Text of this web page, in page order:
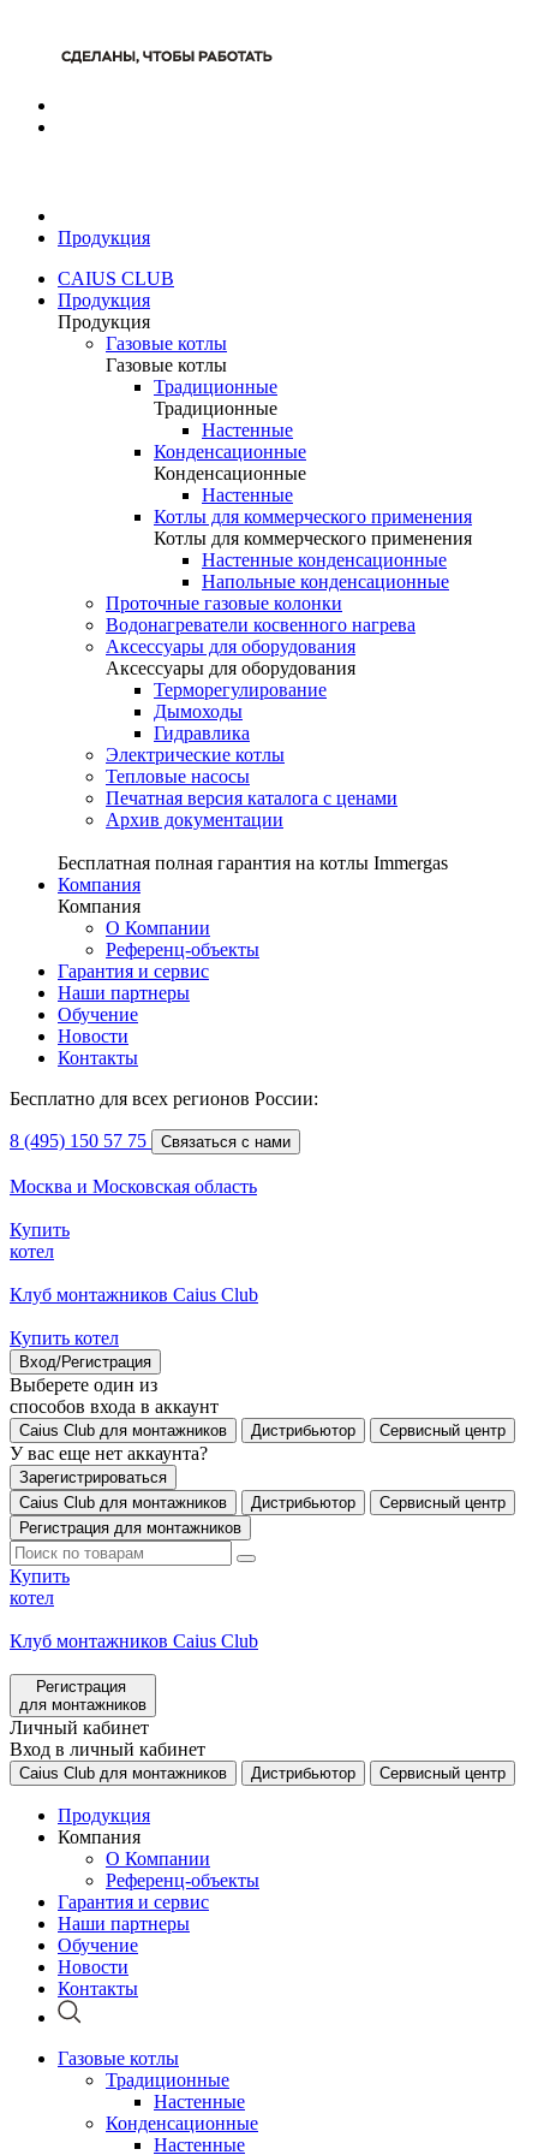
Продукция
CAIUS CLUB
Продукция
Продукция
Газовые котлы
Газовые котлы
Традиционные
Традиционные
Настенные
Конденсационные
Конденсационные
Настенные
Котлы для коммерческого применения
Котлы для коммерческого применения
Настенные конденсационные
Напольные конденсационные
Проточные газовые колонки
Водонагреватели косвенного нагрева
Аксессуары для оборудования
Аксессуары для оборудования
Терморегулирование
Дымоходы
Гидравлика
Электрические котлы
Тепловые насосы
Печатная версия каталога с ценами
Архив документации
Бесплатная полная гарантия на котлы Immergas
Компания
Компания
О Компании
Референц-объекты
Гарантия и сервис
Наши партнеры
Обучение
Новости
Контакты
Бесплатно для всех регионов России:
8 (495) 150 57 75 Связаться с нами
Москва и Московская область
Купить
котел
Клуб монтажников Caius Club
Купить котел
Вход/Регистрация
Выберете один из
способов входа в аккаунт
Caius Club для монтажников Дистрибьютор Сервисный центр
У вас еще нет аккаунта?
Зарегистрироваться
Caius Club для монтажников
Дистрибьютор
Сервисный центр
Регистрация для монтажников
Купить
котел
Клуб монтажников Caius Club
Регистрация
для монтажников
Личный кабинет
Вход в личный кабинет
Caius Club для монтажников Дистрибьютор Сервисный центр
Продукция
Компания
О Компании
Референц-объекты
Гарантия и сервис
Наши партнеры
Обучение
Новости
Контакты
Газовые котлы
Традиционные
Настенные
Конденсационные
Настенные